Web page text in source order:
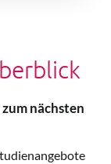
nächsten